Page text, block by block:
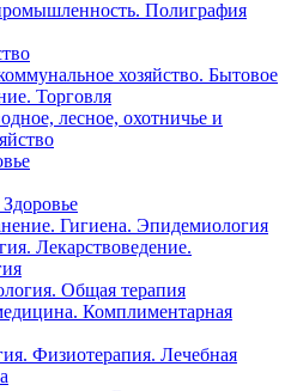
Полиграфия
хозяйство. Бытовое
Торговля
лесное, охотничье и
Гигиена. Эпидемиология
Лекарствоведение.
Общая терапия
Комплиментарная
Физиотерапия. Лечебная